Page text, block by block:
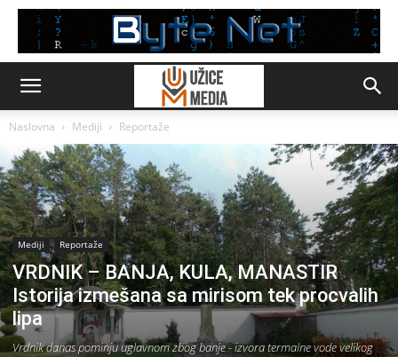
Naslovna Mediji Reportaže
Mediji Reportaže
VRDNIK – BANJA, KULA, MANASTIR
Istorija izmešana sa mirisom tek procvalih
lipa
Vrdnik danas pominju uglavnom zbog banje - izvora termalne vode velikog